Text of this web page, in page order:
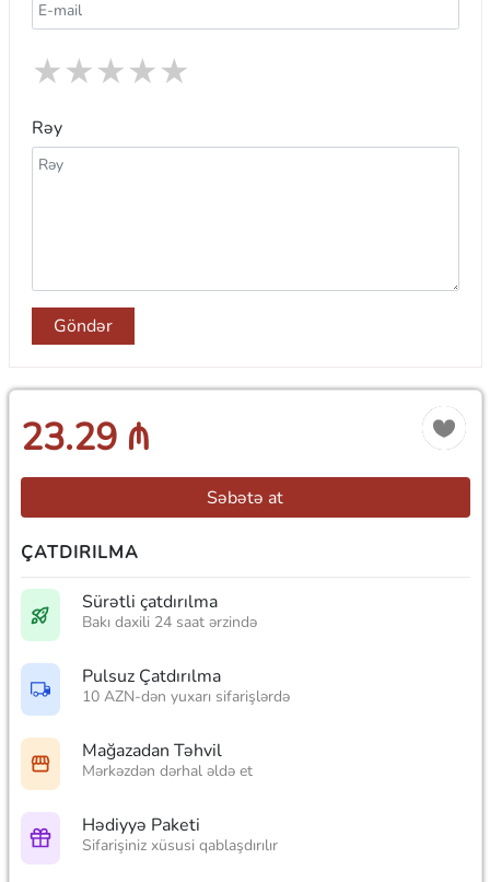
★
★
★
★
★
Rəy
Göndər
23.29 ₼
Səbətə at
ÇATDIRILMA
Sürətli çatdırılma
Bakı daxili 24 saat ərzində
Pulsuz Çatdırılma
10 AZN-dən yuxarı sifarişlərdə
Mağazadan Təhvil
Mərkəzdən dərhal əldə et
Hədiyyə Paketi
Sifarişiniz xüsusi qablaşdırılır